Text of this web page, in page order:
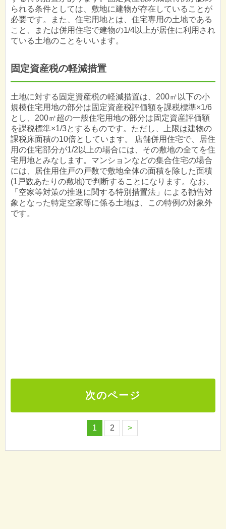
られる条件としては、敷地に建物が存在していることが
必要です。また、住宅用地とは、住宅専用の土地である
こと、または併用住宅で建物の1/4以上が居住に利用され
ている土地のことをいいます。
固定資産税の軽減措置
土地に対する固定資産税の軽減措置は、200㎡以下の小
規模住宅用地の部分は固定資産税評価額を課税標準×1/6
とし、200㎡超の一般住宅用地の部分は固定資産評価額
を課税標準×1/3とするものです。ただし、上限は建物の
課税床面積の10倍としています。 店舗併用住宅で、居住
用の住宅部分が1/2以上の場合には、その敷地の全てを住
宅用地とみなします。マンションなどの集合住宅の場合
には、居住用住戸の戸数で敷地全体の面積を除した面積
(1戸数あたりの敷地)で判断することになります。なお、
「空家等対策の推進に関する特別措置法」による勧告対
象となった特定空家等に係る土地は、この特例の対象外
です。
次のページ
1 2 >